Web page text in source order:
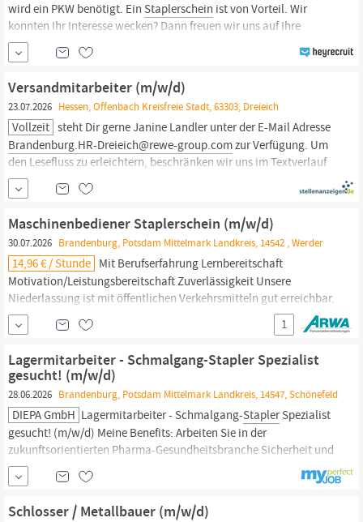
wird ein PKW benötigt. Ein Staplerschein ist von Vorteil. Wir
konnten Ihr Interesse wecken? Dann freuen wir uns auf Ihre
aussagekräftige Bewerbung. Ihre Aufgaben: -
Maschinenbedienung - Zuarbeit im Produktionsprozess - Sicht-
und Qualitätskontrolle mit verschiedenen Messmitteln -
Verpackung, Kennzeichnung der gefertigten Teile -
Innerbetrieblicher Transport mittelsStapler
Versandmitarbeiter (m/w/d)
23.07.2026 Hessen, Offenbach Kreisfreie Stadt, 63303, Dreieich
Vollzeit steht Dir gerne Janine Landler unter der E-Mail Adresse
Brandenburg.HR-Dreieich@rewe-group.comzur Verfügung. Um
den Lesefluss zu erleichtern, beschränken wir uns im Textverlauf
auf männliche Bezeichnungen. Wir betonen ausdrücklich, dass
bei uns alle Menschen - unabhängig von
Geschlecht/geschlechtlicher Identität, ethnischer Herkunft und
Maschinenbediener Staplerschein (m/w/d)
30.07.2026 Brandenburg, Potsdam Mittelmark Landkreis, 14542 , Werder
14,96 € / Stunde Mit Berufserfahrung Lernbereitschaft
Motivation/Leistungsbereitschaft Zuverlässigkeit Unsere
Niederlassung ist mit öffentlichen Verkehrsmitteln gut erreichbar.
Wir stehen Dir von Montag bis Donnerstag von 08:00 bis 17:00 Uhr
und am Freitag von 08:00 bis 15:00 Uhr jederzeit persönlich,
brandenburg.
1
Lagermitarbeiter - Schmalgang-Stapler Spezialist
gesucht! (m/w/d)
28.06.2026 Brandenburg, Potsdam Mittelmark Landkreis, 14547, Schönefeld
DIEPA GmbH Lagermitarbeiter - Schmalgang-StaplerSpezialist
gesucht! (m/w/d) Meine Benefits: Arbeiten Sie in der
zukunftsorientierten Pharma-Gesundheitsbranche Sicherheit und
Langfristigkeit für Ihre Karriere Klimatisierte Arbeitsräume, neue
Fahrzeuge und moderne Technik Individuelle Einarbeitung mit
Mentoring, angepasst an Ihre
Schlosser / Metallbauer (m/w/d)